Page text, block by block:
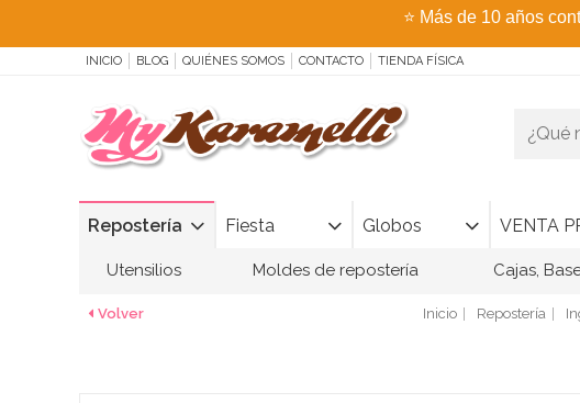
⭐ Más de 10 años
INICIO BLOG QUIÉNES SOMOS CONTACTO TIENDA FÍSICA
Repostería Fiesta Globos VENTA
Utensilios Moldes de repostería Cajas,
Volver Inicio Repostería